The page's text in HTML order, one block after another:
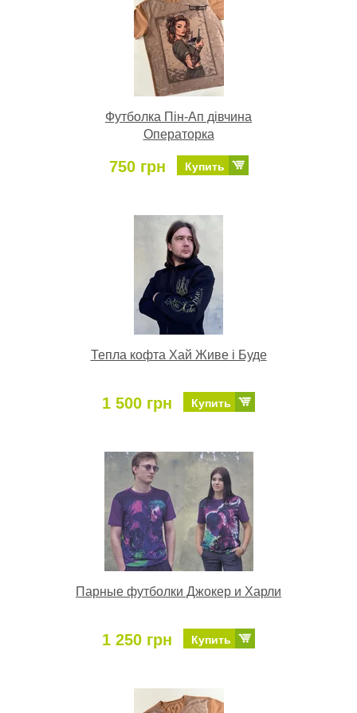
Футболка Пін-Ап дівчина
Операторка
750 грн Купить
Тепла кофта Хай Живе і Буде
1 500 грн Купить
Парные футболки Джокер и Харли
1 250 грн Купить